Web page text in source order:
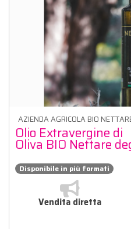
AZIENDA AGRICOLA BIO
Olio Extravergine di
Oliva BIO Nettare
Disponibile in più formati
Vendita diretta